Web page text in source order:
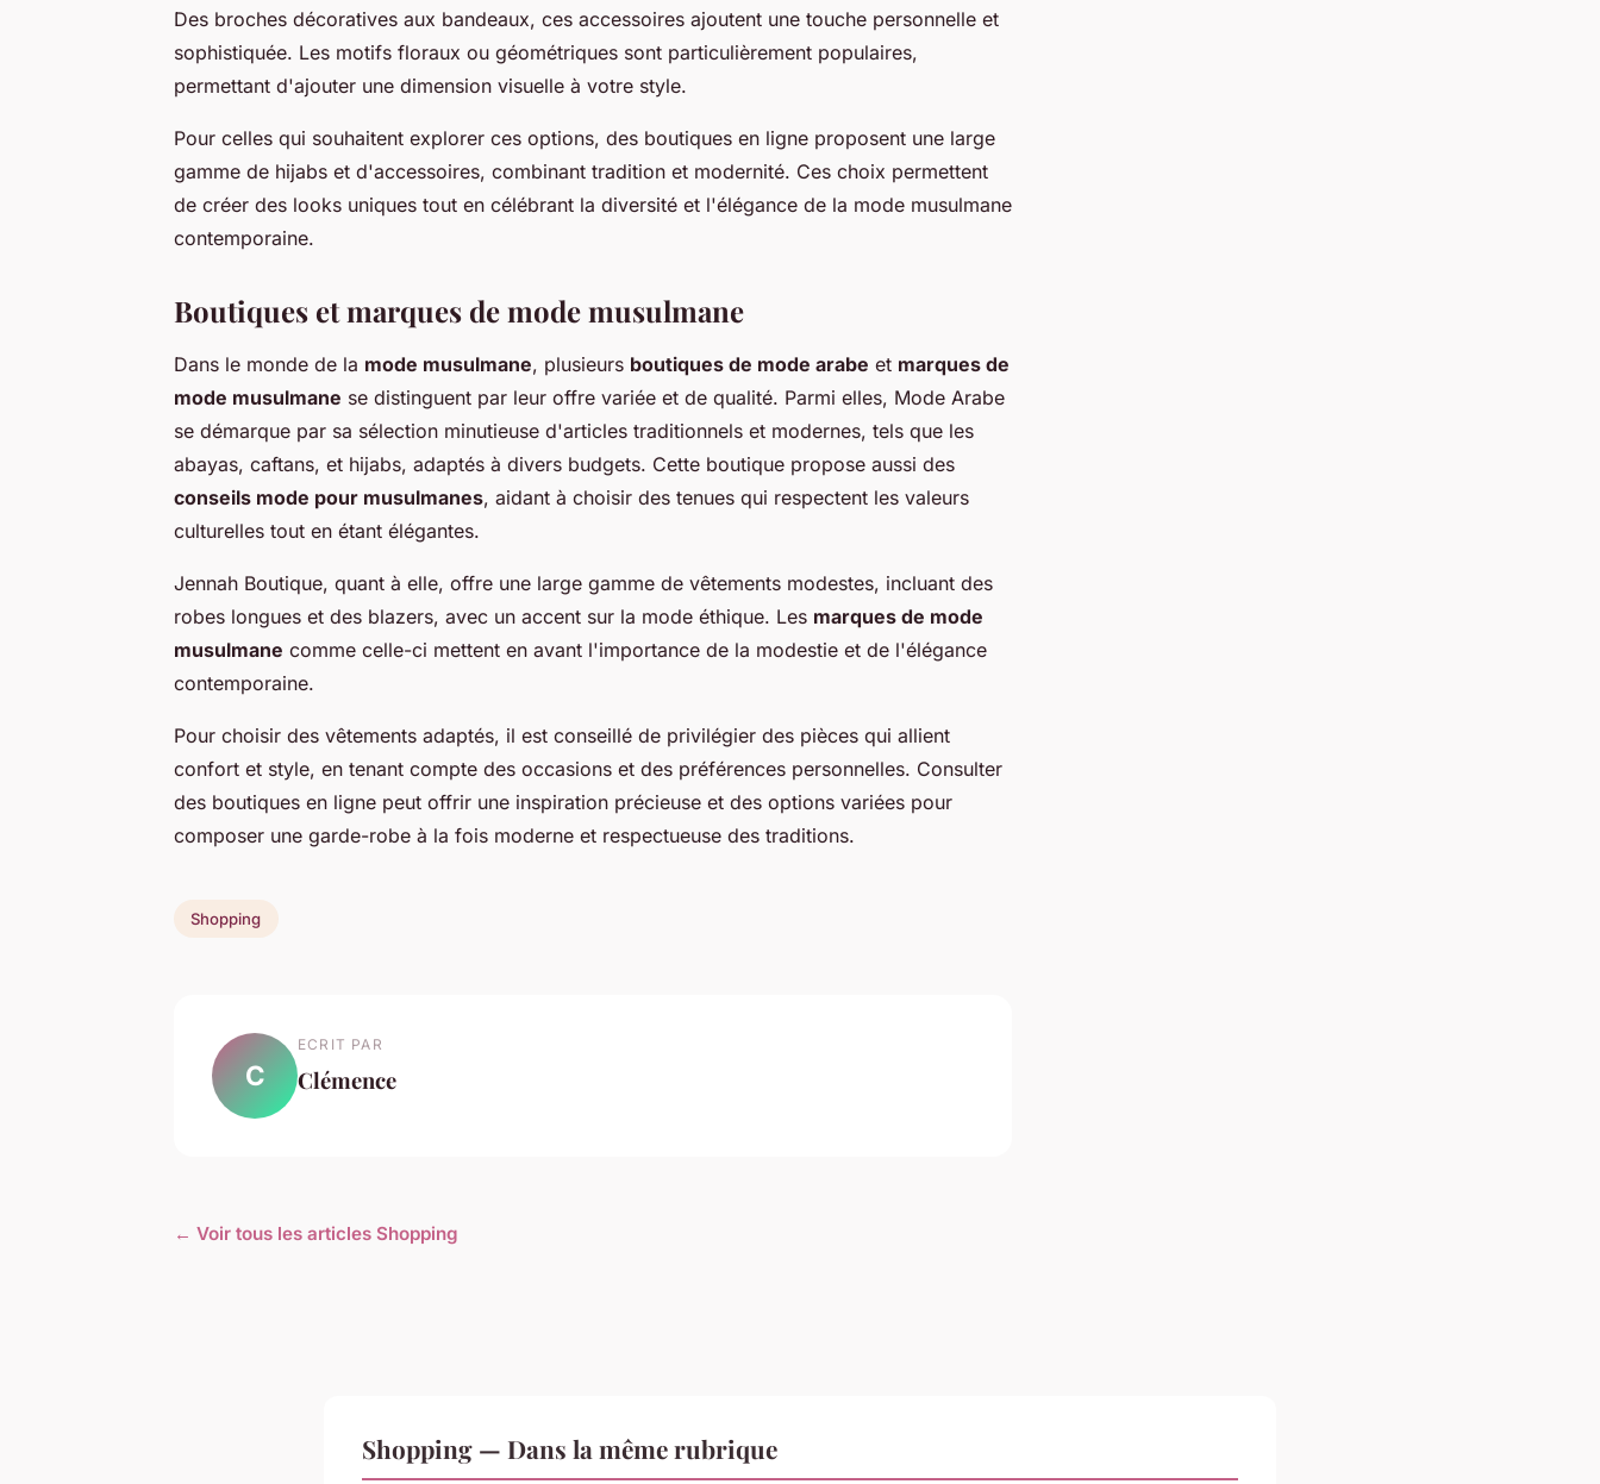
Des broches décoratives aux bandeaux, ces accessoires ajoutent une touche personnelle et
sophistiquée. Les motifs floraux ou géométriques sont particulièrement populaires,
permettant d'ajouter une dimension visuelle à votre style.
Pour celles qui souhaitent explorer ces options, des boutiques en ligne proposent une large
gamme de hijabs et d'accessoires, combinant tradition et modernité. Ces choix permettent
de créer des looks uniques tout en célébrant la diversité et l'élégance de la mode musulmane
contemporaine.
Boutiques et marques de mode musulmane
Dans le monde de la mode musulmane, plusieurs boutiques de mode arabe et marques de
mode musulmane se distinguent par leur offre variée et de qualité. Parmi elles, Mode Arabe
se démarque par sa sélection minutieuse d'articles traditionnels et modernes, tels que les
abayas, caftans, et hijabs, adaptés à divers budgets. Cette boutique propose aussi des
conseils mode pour musulmanes, aidant à choisir des tenues qui respectent les valeurs
culturelles tout en étant élégantes.
Jennah Boutique, quant à elle, offre une large gamme de vêtements modestes, incluant des
robes longues et des blazers, avec un accent sur la mode éthique. Les marques de mode
musulmane comme celle-ci mettent en avant l'importance de la modestie et de l'élégance
contemporaine.
Pour choisir des vêtements adaptés, il est conseillé de privilégier des pièces qui allient
confort et style, en tenant compte des occasions et des préférences personnelles. Consulter
des boutiques en ligne peut offrir une inspiration précieuse et des options variées pour
composer une garde-robe à la fois moderne et respectueuse des traditions.
Shopping
C
ECRIT PAR
Clémence
← Voir tous les articles Shopping
Shopping — Dans la même rubrique